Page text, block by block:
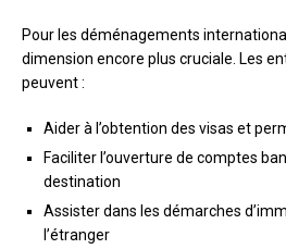
Pour les déménagements
dimension encore plus cruciale. Les
peuvent :
Aider à l’obtention des visas et
Faciliter l’ouverture de comptes
destination
Assister dans les démarches
l’étranger